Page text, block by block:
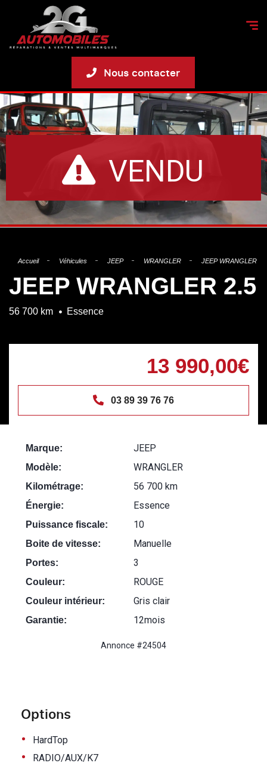
Nous contacter
VENDU
Accueil Véhicules JEEP WRANGLER JEEP WRANGLER 2.5
JEEP WRANGLER 2.5
56 700 km Essence
13 990,00€
03 89 39 76 76
Options
• HardTop
• RADIO/AUX/K7
Marque: JEEP
Modèle: WRANGLER
Kilométrage: 56 700 km
Énergie: Essence
Puissance fiscale: 10
Boite de vitesse: Manuelle
Portes: 3
Couleur: ROUGE
Couleur intérieur: Gris clair
Garantie: 12mois
Annonce #24504